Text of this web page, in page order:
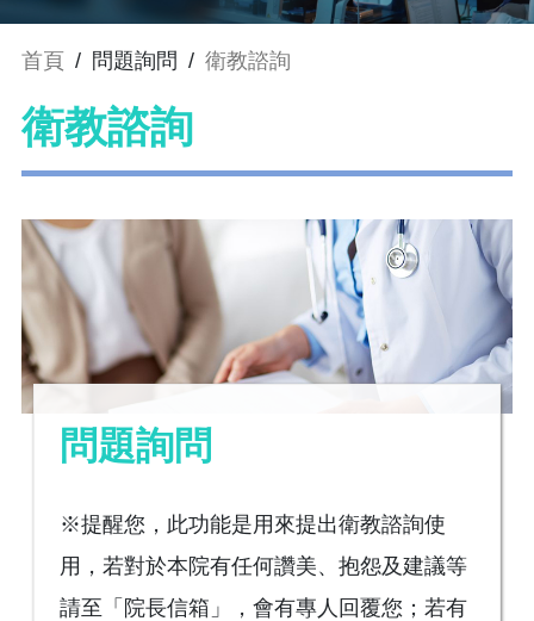
首頁 / 問題詢問 / 衛教諮詢
衛教諮詢
問題詢問
※提醒您，此功能是用來提出衛教諮詢使
用，若對於本院有任何讚美、抱怨及建議等
請至「院長信箱」，會有專人回覆您；若有